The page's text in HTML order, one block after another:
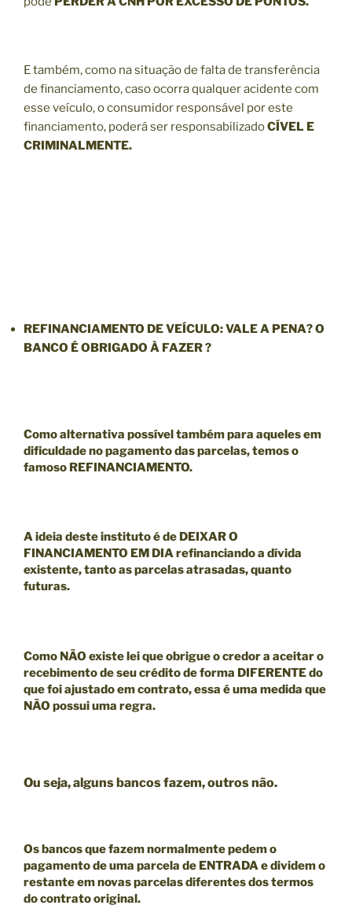
E também, como na situação de falta de transferência
de financiamento, caso ocorra qualquer acidente com
esse veículo, o consumidor responsável por este
financiamento, poderá ser responsabilizadoCÍVEL E
CRIMINALMENTE.
REFINANCIAMENTO DE VEÍCULO: VALE A PENA? O
BANCO É OBRIGADO À FAZER ?
Como alternativa possível também para aqueles em
dificuldade no pagamento das parcelas, temos o
famoso REFINANCIAMENTO.
A ideia deste instituto é de DEIXAR O
FINANCIAMENTO EM DIArefinanciando a dívida
existente, tanto as parcelas atrasadas, quanto
futuras.
Como NÃO existe lei que obrigue o credor a aceitar o
recebimento de seu crédito de forma DIFERENTE do
que foi ajustado em contrato, essa é uma medida que
NÃO possui uma regra.
Ou seja, alguns bancos fazem, outros não.
Os bancos que fazem normalmente pedem o
pagamento de uma parcela de ENTRADA e dividem o
restante em novas parcelas diferentes dos termos
do contrato original.